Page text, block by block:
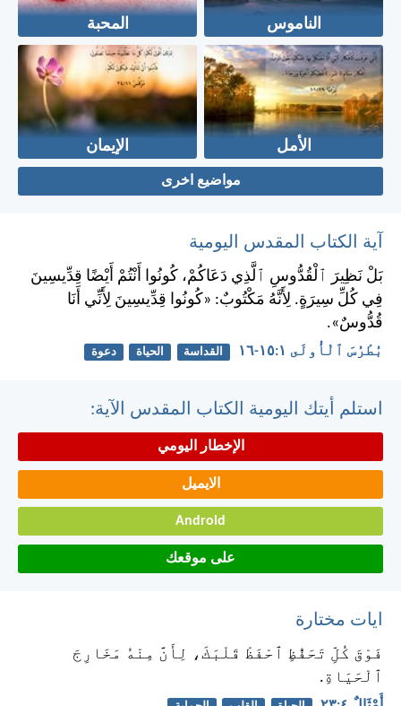
الناموس المحبة
الأمل الإيمان
مواضيع اخرى
آية الكتاب المقدس اليومية
بَلْ نَظِيرَ ٱلْقُدُّوسِ ٱلَّذِي دَعَاكُمْ، كُونُوا أَنْتُمْ أَيْضًا قِدِّيسِينَ
فِي كُلِّ سِيرَةٍ. لِأَنَّهُ مَكْتُوبٌ: «كُونُوا قِدِّيسِينَ لِأَنِّي أَنَا
قُدُّوسٌ».
بُطْرُسَ ٱلْأُولَى ١:‏١٥-‏١٦ القداسة الحياة دعوة
استلم أيتك اليومية الكتاب المقدس الآية:
الإخطار اليومي
الايميل
Android
على موقعك
ايات مختارة
فَوْقَ كُلِّ تَحَفُّظٍ ٱحْفَظْ قَلْبَكَ، لِأَنَّ مِنْهُ مَخَارِجَ
ٱلْحَيَاةِ.